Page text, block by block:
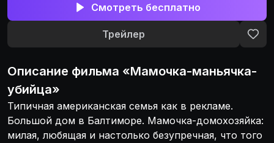
Смотреть бесплатно
Трейлер
Описание фильма «Мамочка-маньячка-
убийца»
Типичная американская семья как в рекламе.
Большой дом в Балтиморе. Мамочка-домохозяйка:
милая, любящая и настолько безупречная, что того